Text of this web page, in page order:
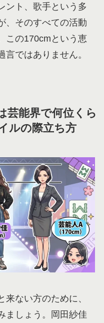
ント、歌手という多
、そのすべての活動
この170cmという恵
言ではありません。
芸能界で何位くら
ルの際立ち方
ない方のために、
ましょう。岡田紗佳